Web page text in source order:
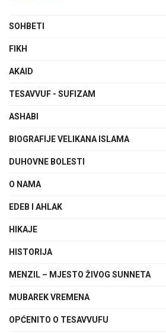
SOHBETI
FIKH
AKAID
TESAVVUF - SUFIZAM
ASHABI
BIOGRAFIJE VELIKANA ISLAMA
DUHOVNE BOLESTI
O NAMA
EDEB I AHLAK
HIKAJE
HISTORIJA
MENZIL – MJESTO ŽIVOG SUNNETA
MUBAREK VREMENA
OPĆENITO O TESAVVUFU